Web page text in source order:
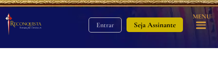
Entrar Seja Assinante
MENU